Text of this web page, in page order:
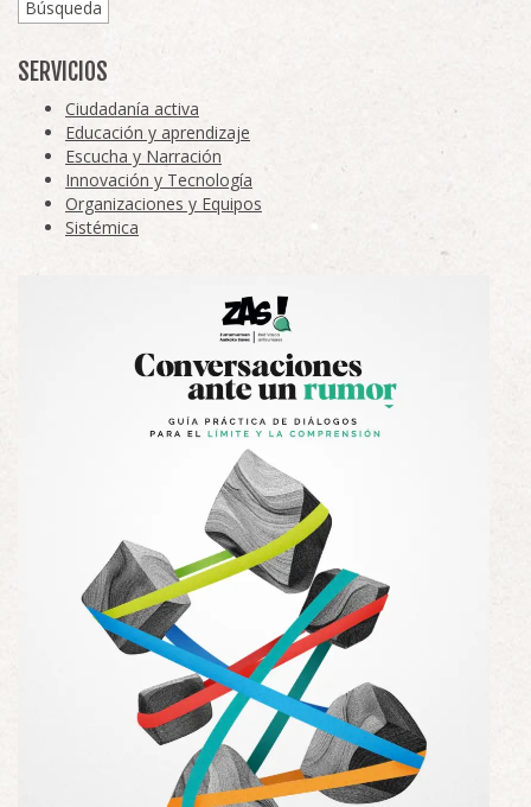
Búsqueda
SERVICIOS
Ciudadanía activa
Educación y aprendizaje
Escucha y Narración
Innovación y Tecnología
Organizaciones y Equipos
Sistémica